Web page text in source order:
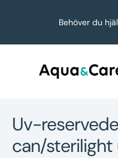
Behöver du
uv-reservedeler r-
can/